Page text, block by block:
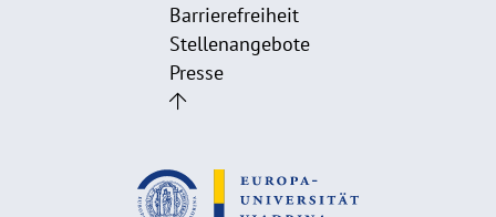
Barrierefreiheit
Stellenangebote
Presse